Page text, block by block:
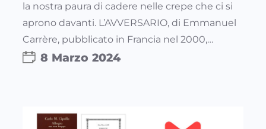
la nostra paura di cadere nelle crepe che ci si
aprono davanti. L’AVVERSARIO, di Emmanuel
Carrère, pubblicato in Francia nel 2000,…
8 Marzo 2024